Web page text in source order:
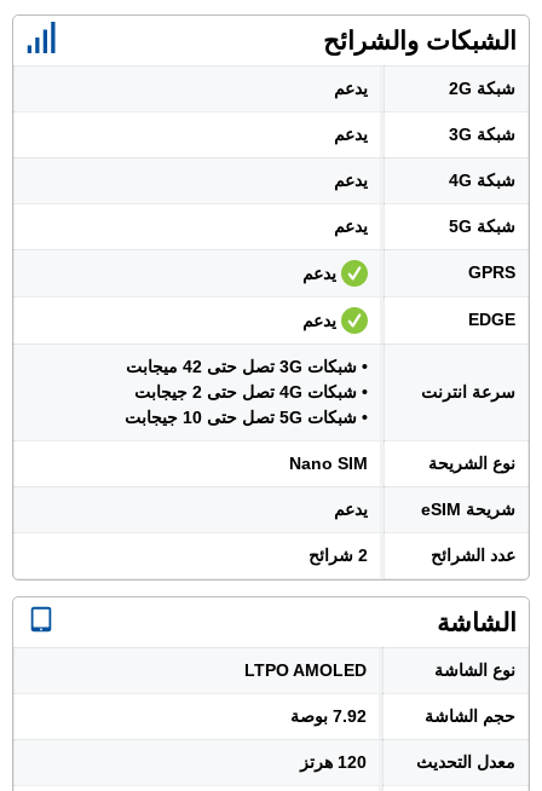
الشبكات والشرائح
شبكة 2G يدعم
شبكة 3G يدعم
شبكة 4G يدعم
شبكة 5G يدعم
GPRS يدعم
EDGE يدعم
سرعة انترنت
• شبكات 3G تصل حتى 42 ميجابت
• شبكات 4G تصل حتى 2 جيجابت
• شبكات 5G تصل حتى 10 جيجابت
نوع الشريحة Nano SIM
شريحة eSIM يدعم
عدد الشرائح 2 شرائح
الشاشة
نوع الشاشة LTPO AMOLED
حجم الشاشة 7.92 بوصة
معدل التحديث 120 هرتز